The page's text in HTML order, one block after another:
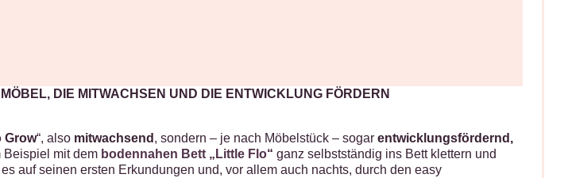
DIE MITWACHSEN UND DIE ENTWICKLUNG FÖRDERN
Grow“, also mitwachsend , sondern – je nach Möbelstück – sogar entwicklungsfördernd,
Beispiel mit dem bodennahen Bett „Little Flo“ ganz selbstständig ins Bett klettern und
auf seinen ersten Erkundungen und, vor allem auch nachts, durch den easy